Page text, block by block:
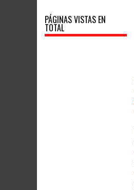
PÁGINAS VISTAS EN
TOTAL